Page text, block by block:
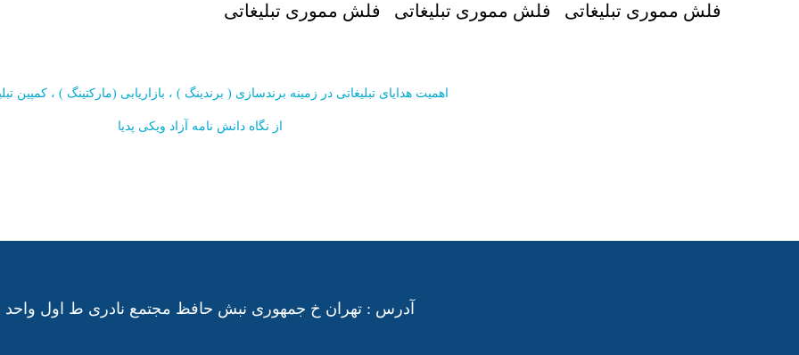
فلش مموری تبلیغاتی فلش مموری تبلیغاتی فلش مموری تبلیغاتی
اهمیت هدایای تبلیغاتی در زمینه برندسازی ( برندینگ ) ، بازاریابی (مارکتینگ ) ، کمپین
از نگاه دانش نامه آزاد ویکی پدیا
آدرس : تهران خ جمهوری نبش حافظ مجتمع نادری ط اول واحد 21